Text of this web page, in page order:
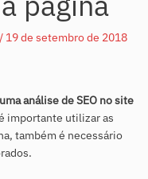
/ 19 de setembro de 2018
análise de SEO no site
importante utilizar as
também é necessário